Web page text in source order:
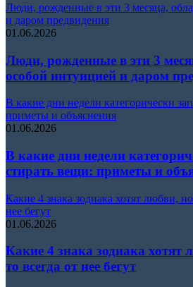
Люди, рожденные в эти 3 месяца,
и даром предвидения
01.06.2026
Люди, рожденные в эти 3
особой интуицией и даром
В какие дни недели категорически
приметы и объяснения
01.06.2026
В какие дни недели
стирать вещи: приметы и
Какие 4 знака зодиака хотят любви,
нее бегут
01.06.2026
Какие 4 знака зодиака хотят
то всегда от нее бегут